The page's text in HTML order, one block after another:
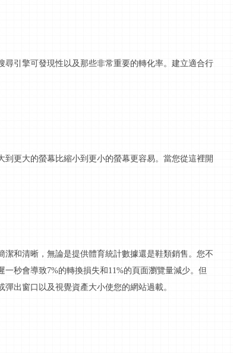
引擎可發現性以及那些非常重要的轉化率。 建立適合行
到更大的螢幕 比縮小到更小的螢幕更容易。當您從這裡開
潔和清晰，無論是提供體育統計數據還是鞋類銷售。您不
一秒會導致7%的轉換損失和11%的頁面瀏覽量減少。但
出窗口以及視覺資產大小使您的網站過載。